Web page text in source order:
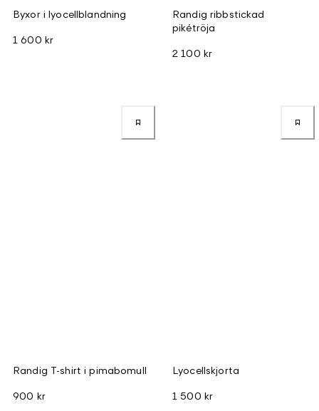
Byxor i lyocellblandning
1 600 kr
Randig ribbstickad
pikétröja
2 100 kr
Randig T-shirt i pimabomull
900 kr
Lyocellskjorta
1 500 kr